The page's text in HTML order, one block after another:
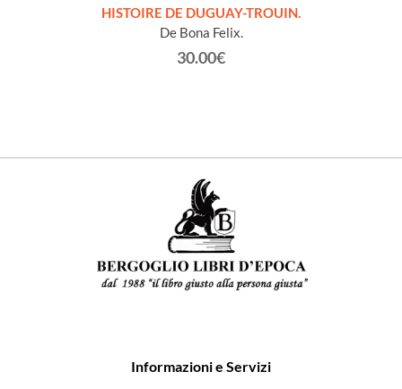
HISTOIRE DE DUGUAY-TROUIN.
De Bona Felix.
30.00€
Informazioni e Servizi